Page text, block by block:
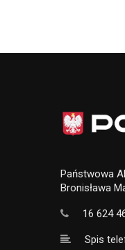
Państwowa
Bronisława
16 624
Spis